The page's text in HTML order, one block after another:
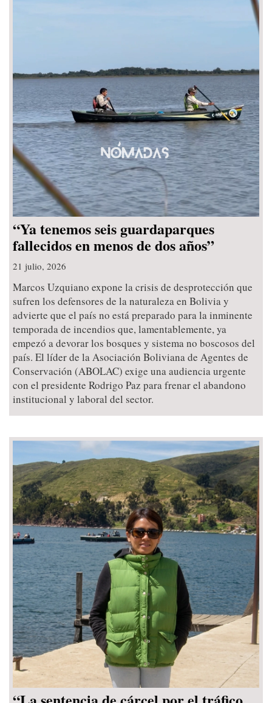
“Ya tenemos seis guardaparques
fallecidos en menos de dos años”
21 julio, 2026
Marcos Uzquiano expone la crisis de desprotección que
sufren los defensores de la naturaleza en Bolivia y
advierte que el país no está preparado para la inminente
temporada de incendios que, lamentablemente, ya
empezó a devorar los bosques y sistema no boscosos del
país. El líder de la Asociación Boliviana de Agentes de
Conservación (ABOLAC) exige una audiencia urgente
con el presidente Rodrigo Paz para frenar el abandono
institucional y laboral del sector.